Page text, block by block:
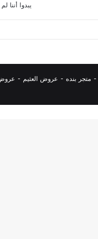
يبدوا
- متجر بنده - عروض العثيم - عروض